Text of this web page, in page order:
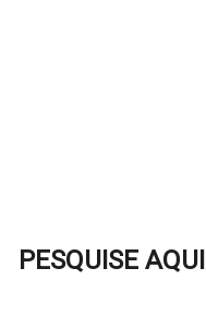
PESQUISE AQUI